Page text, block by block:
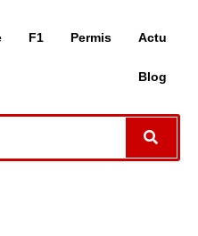
F1 Permis Actu
Blog